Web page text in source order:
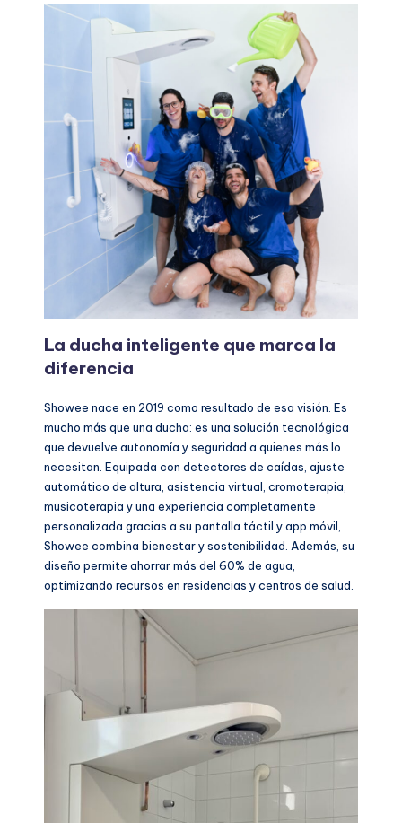
La ducha inteligente que marca la
diferencia
Showee nace en 2019 como resultado de esa visión. Es
mucho más que una ducha: es una solución tecnológica
que devuelve autonomía y seguridad a quienes más lo
necesitan. Equipada con detectores de caídas, ajuste
automático de altura, asistencia virtual, cromoterapia,
musicoterapia y una experiencia completamente
personalizada gracias a su pantalla táctil y app móvil,
Showee combina bienestar y sostenibilidad. Además, su
diseño permite ahorrar más del 60% de agua,
optimizando recursos en residencias y centros de salud.